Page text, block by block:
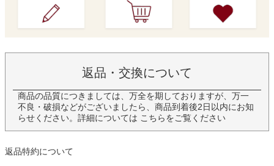
返品・交換について
商品の品質につきましては、万全を期しておりますが、万一
不良・破損などがございましたら、商品到着後2日以内にお知
らせください。詳細については こちらをご覧ください
返品特約について